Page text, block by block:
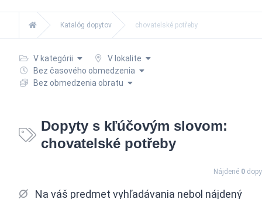
Katalóg dopytov chovatelské potřeby
V kategórii
V lokalite
Bez časového obmedzenia
Bez obmedzenia obratu
Dopyty s kľúčovým slovom:
chovatelské potřeby
Nájdené 0
Na váš predmet vyhľadávania nebol nájdený